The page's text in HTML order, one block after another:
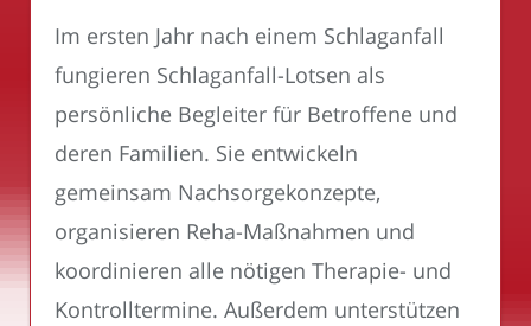
Im ersten Jahr nach einem Schlaganfall
fungieren Schlaganfall-Lotsen als
persönliche Begleiter für Betroffene und
deren Familien. Sie entwickeln
gemeinsam Nachsorgekonzepte,
organisieren Reha-Maßnahmen und
koordinieren alle nötigen Therapie- und
Kontrolltermine. Außerdem unterstützen